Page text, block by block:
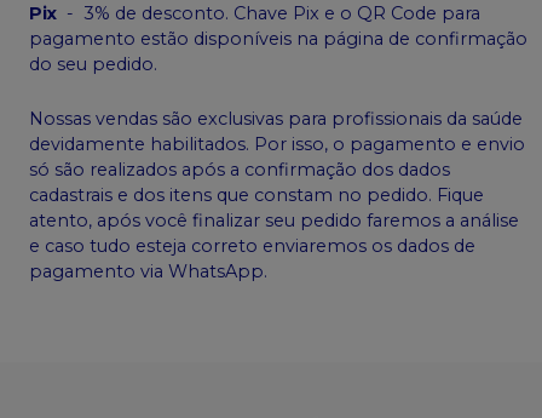
Pix - 3% de desconto. Chave Pix e o QR Code para
pagamento estão disponíveis na página de confirmação
do seu pedido.
Nossas vendas são exclusivas para profissionais da saúde
devidamente habilitados. Por isso, o pagamento e envio
só são realizados após a confirmação dos dados
cadastrais e dos itens que constam no pedido. Fique
atento, após você finalizar seu pedido faremos a análise
e caso tudo esteja correto enviaremos os dados de
pagamento via WhatsApp.